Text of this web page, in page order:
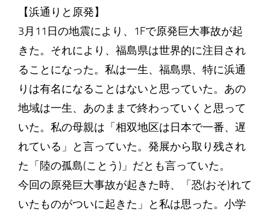
【浜通りと原発】
3月11日の地震により、1Fで原発巨大事故が起
きた。それにより、福島県は世界的に注目され
ることになった。私は一生、福島県、特に浜通
りは有名になることはないと思っていた。あの
地域は一生、あのままで終わっていくと思って
いた。私の母親は「相双地区は日本で一番、遅
れている」と言っていた。発展から取り残され
た「陸の孤島(ことう)」だとも言っていた。
今回の原発巨大事故が起きた時、「恐(おそ)れて
いたものがついに起きた」と私は思った。小学